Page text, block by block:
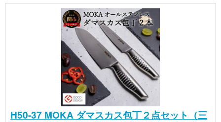
H50-37 MOKA ダマスカス包丁２点セット（三